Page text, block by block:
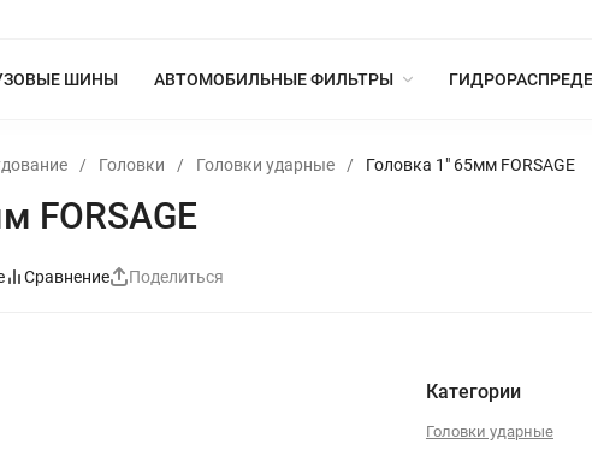
ШИНЫ АВТОМОБИЛЬНЫЕ ФИЛЬТРЫ
/ Головки / Головки ударные / Головка 1" 65мм FORSAGE
FORSAGE
Сравнение Поделиться
Категории
Головки ударные